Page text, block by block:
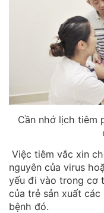
Cần nhớ lịch tiêm
Việc tiêm vắc xin
nguyên của virus
yếu đi vào trong cơ
của trẻ sản xuất
bệnh đó.